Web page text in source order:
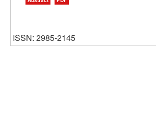
ISSN: 2985-2145